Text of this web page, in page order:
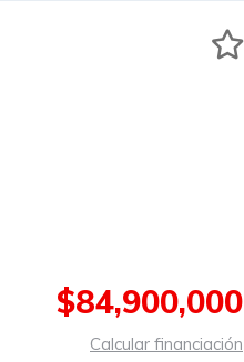
$84,900,000
Calcular financiación